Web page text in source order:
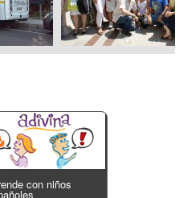
con niños